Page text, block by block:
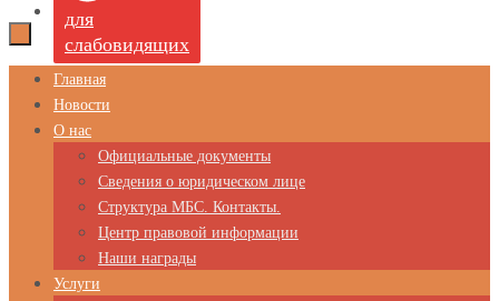
для
слабовидящих
Перейти
содержимому
Главная
Новости
О нас
Официальные документы
Сведения о юридическом лице
Структура МБС. Контакты.
Центр правовой информации
Наши награды
Услуги